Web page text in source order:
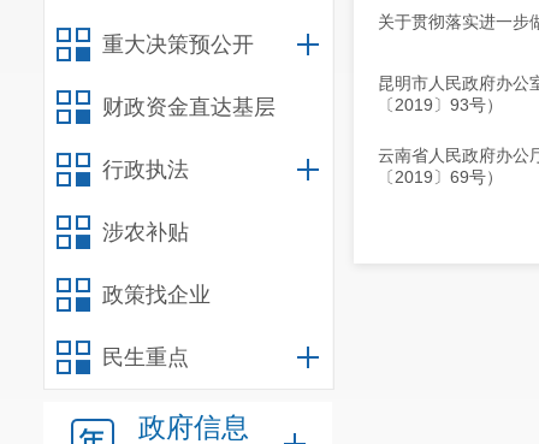
重大决策预公开
财政资金直达基层
行政执法
涉农补贴
政策找企业
民生重点
政府信息
关于贯彻落实进一步
昆明市人民政府办公
〔2019〕93号）
云南省人民政府办公
〔2019〕69号）